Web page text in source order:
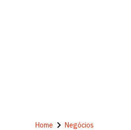
Home Negócios